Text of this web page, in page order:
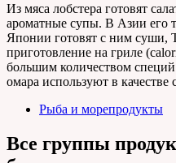
Из мяса лобстера готовят
ароматные супы. В Азии его
Японии готовят с ним суши,
приготовление на гриле
большим количеством
омара используют в качестве
Рыба и морепродукты
Все группы